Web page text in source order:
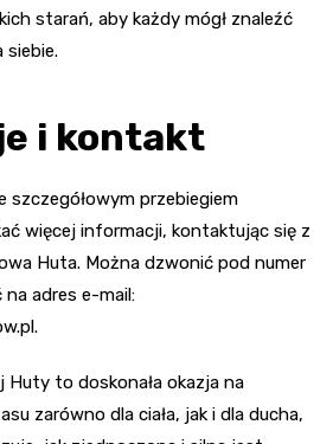
starań, aby każdy mógł znaleźć
siebie.
i kontakt
szczegółowym przebiegiem
więcej informacji, kontaktując się z
Huta. Można dzwonić pod numer
adres e-mail:
.
Huty to doskonała okazja na
zarówno dla ciała, jak i dla ducha,